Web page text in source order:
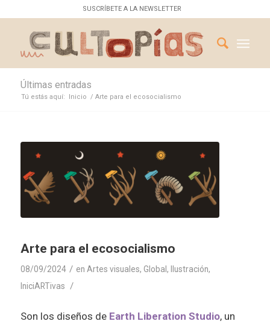
SUSCRÍBETE A LA NEWSLETTER
Últimas entradas
Tú estás aquí: Inicio / Arte para el ecosocialismo
Arte para el ecosocialismo
08/09/2024 / en Artes visuales, Global , Ilustración,
IniciARTivas /
Son los diseños de Earth Liberation Studio, un